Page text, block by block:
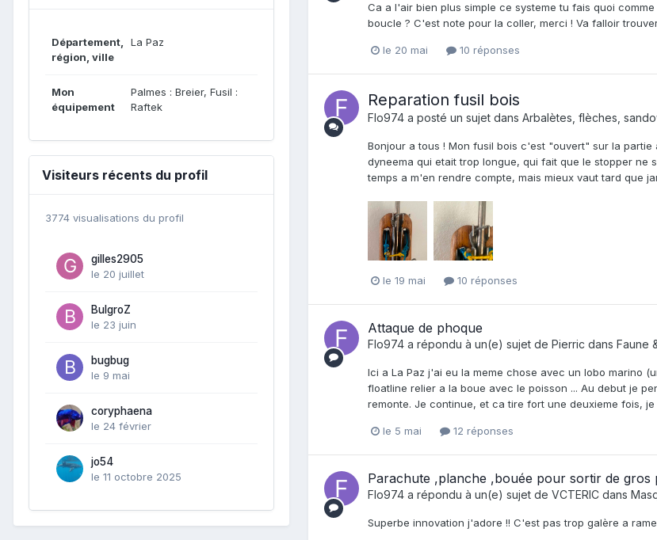
Département,
région, ville
La Paz
Mon
équipement
Palmes : Breier, Fusil :
Raftek
Visiteurs récents du profil
3774 visualisations du profil
gilles2905
le 20 juillet
BulgroZ
le 23 juin
bugbug
le 9 mai
coryphaena
le 24 février
jo54
le 11 octobre 2025
Ca a l'air bien plus simple ce systeme tu fais quoi
boucle ? C'est note pour la coller, merci ! Va falloir
le 20 mai 10 réponses
Reparation fusil bois
Flo974 a posté un sujet dans Arbalètes, flèches,
Bonjour a tous ! Mon fusil bois c'est "ouvert" sur la
dyneema qui etait trop longue, qui fait que le stopper ne
temps a m'en rendre compte, mais mieux vaut tard que
le 19 mai 10 réponses
Attaque de phoque
Flo974 a répondu à un(e) sujet de Pierric dans Faune
Ici a La Paz j'ai eu la meme chose avec un lobo marino
floatline relier a la boue avec le poisson ... Au debut je
remonte. Je continue, et ca tire fort une deuxieme fois,
le 5 mai 12 réponses
Parachute ,planche ,bouée pour sortir de gros
Flo974 a répondu à un(e) sujet de VCTERIC dans
Superbe innovation j'adore !! C'est pas trop galère a